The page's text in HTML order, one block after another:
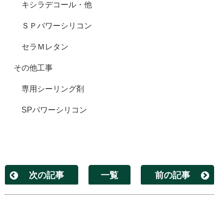
キシラデコール・他
ＳＰパワーシリコン
セラＭレタン
その他工事
専用シーリング剤
SPパワーシリコン
次の記事 一覧 前の記事